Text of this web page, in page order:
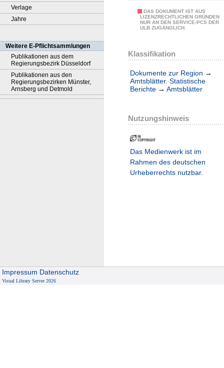
Verlage
Jahre
Weitere E-Pflichtsammlungen
Publikationen aus dem
Regierungsbezirk Düsseldorf
Publikationen aus den
Regierungsbezirken Münster,
Arnsberg und Detmold
DAS DOKUMENT IST AUS
LIZENZRECHTLICHEN GRÜNDEN
NUR AN DEN SERVICE-PCS DER
ULB ZUGÄNGLICH.
Klassifikation
Dokumente zur Region →
Amtsblätter. Statistische
Berichte → Amtsblätter
Nutzungshinweis
Das Medienwerk ist im
Rahmen des deutschen
Urheberrechts nutzbar.
Impressum Datenschutz
Visual Library Server 2026